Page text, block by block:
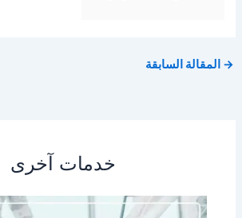
→ المقالة السابقة
خدمات آخرى